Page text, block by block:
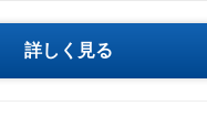
詳しく見る